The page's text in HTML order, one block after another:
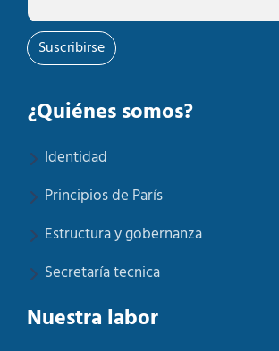
Suscribirse
¿Quiénes somos?
Identidad
Principios de París
Estructura y gobernanza
Secretaría tecnica
Nuestra labor